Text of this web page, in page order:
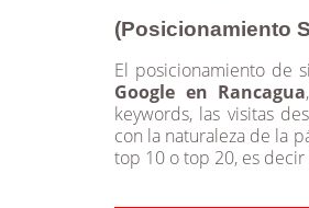
(Posicionamiento
El posicionamiento de
Google en Rancagua
keywords, las visitas
con la naturaleza de la
top 10 o top 20, es